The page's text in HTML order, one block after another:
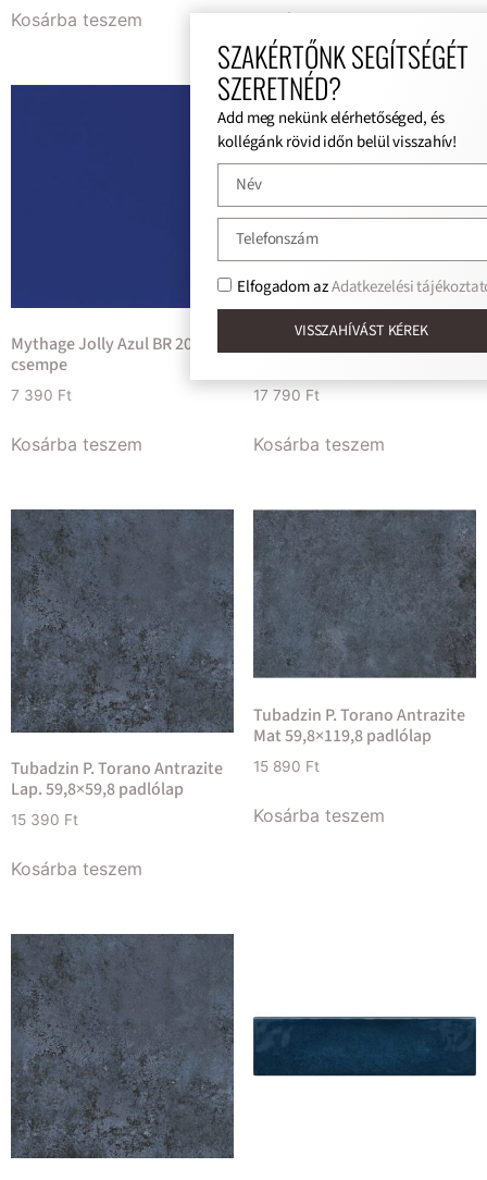
Kosárba teszem Kosárba teszem
Mythage Jolly Azul BR 20×60
csempe
7 390 Ft
Kosárba teszem
Tubadzin P. Torano Antrazite
17 790 Ft
Kosárba teszem
Tubadzin P. Torano Antrazite
Lap. 59,8×59,8 padlólap
15 390 Ft
Kosárba teszem
Tubadzin P. Torano Antrazite
Mat 59,8×119,8 padlólap
15 890 Ft
Kosárba teszem
SZAKÉRTŐNK SEGÍTSÉGÉT
SZERETNÉD?
Add meg nekünk elérhetőséged, és
kollégánk rövid időn belül visszahív!
Elfogadom azAdatkezelési
VISSZAHÍVÁST KÉREK